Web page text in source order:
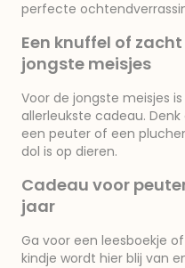
perfecte
Een knuffel of
jongste meisjes
Voor de jongste meisjes
allerleukste cadeau.
een peuter of een
dol is op dieren.
Cadeau voor
jaar
Ga voor een leesboekje
kindje wordt hier blij van